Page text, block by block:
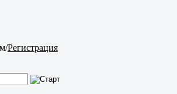
/Регистрация